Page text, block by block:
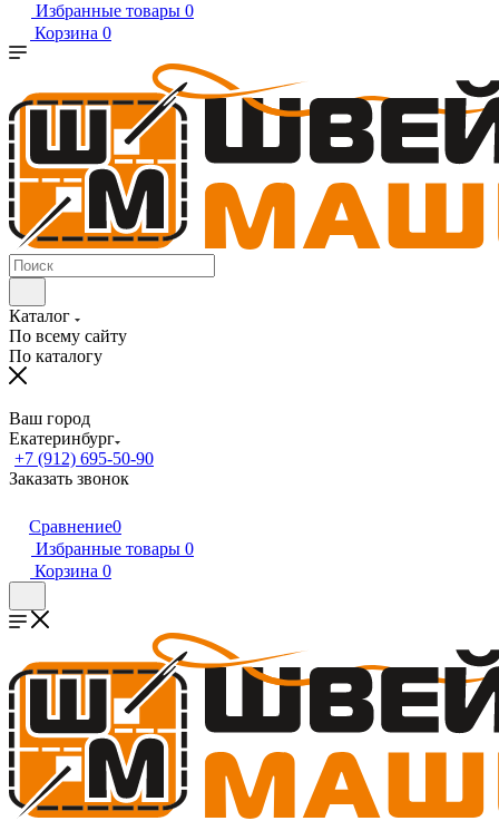
Избранные товары 0
Корзина 0
Каталог
По всему сайту
По каталогу
Ваш город
Екатеринбург
+7 (912) 695-50-90
Заказать звонок
Сравнение0
Избранные товары 0
Корзина 0